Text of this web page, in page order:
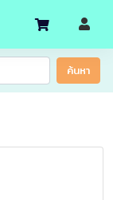
ค้นหา